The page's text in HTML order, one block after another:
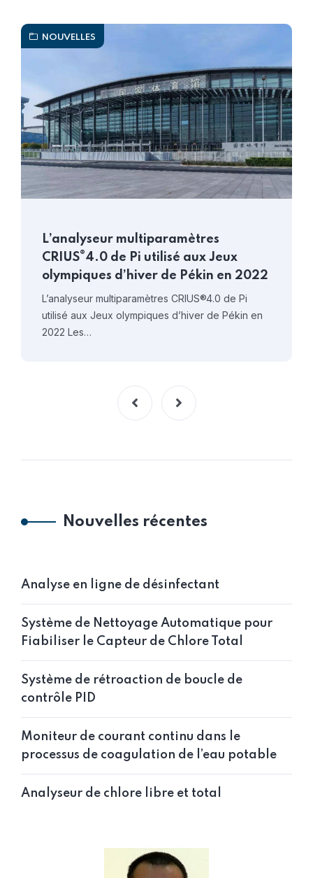
NOUVELLES
L’analyseur multiparamètres
CRIUS®4.0 de Pi utilisé aux Jeux
olympiques d’hiver de Pékin en 2022
L’analyseur multiparamètres CRIUS®4.0 de Pi
utilisé aux Jeux olympiques d’hiver de Pékin en
2022 Les…
Nouvelles récentes
Analyse en ligne de désinfectant
Système de Nettoyage Automatique pour
Fiabiliser le Capteur de Chlore Total
Système de rétroaction de boucle de
contrôle PID
Moniteur de courant continu dans le
processus de coagulation de l’eau potable
Analyseur de chlore libre et total